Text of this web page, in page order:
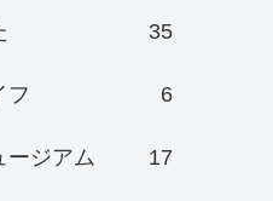
35
フ 6
ージアム 17